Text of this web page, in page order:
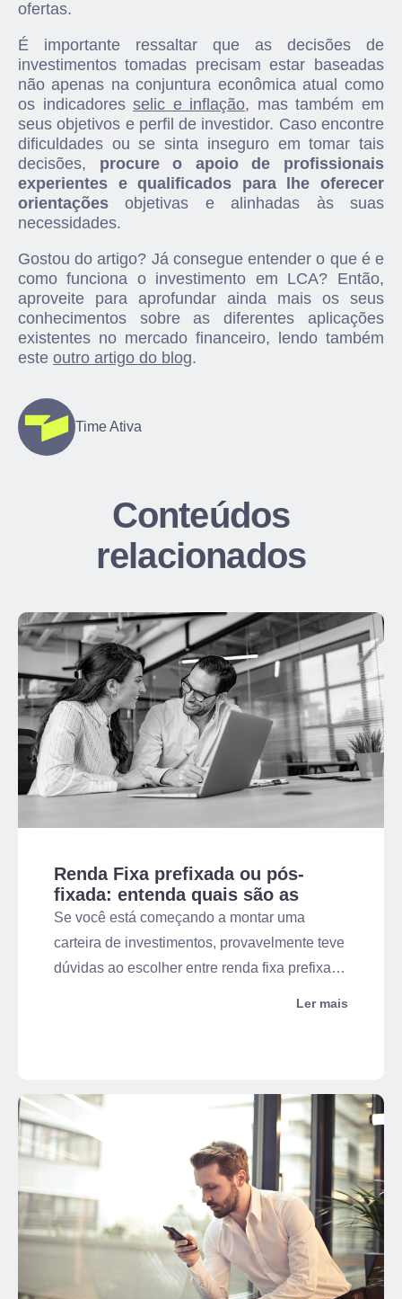
ofertas.
É importante ressaltar que as decisões de
investimentos tomadas precisam estar baseadas
não apenas na conjuntura econômica atual como
os indicadoresselic e inflação, mas também em
seus objetivos e perfil de investidor. Caso encontre
dificuldades ou se sinta inseguro em tomar tais
decisões, procure o apoio de profissionais
experientes e qualificados para lhe oferecer
orientações objetivas e alinhadas às suas
necessidades.
Gostou do artigo? Já consegue entender o que é e
como funciona o investimento em LCA? Então,
aproveite para aprofundar ainda mais os seus
conhecimentos sobre as diferentes aplicações
existentes no mercado financeiro, lendo também
este outro artigo do blog.
Time Ativa
Conteúdos
relacionados
Renda Fixa prefixada ou pós-
fixada: entenda quais são as
diferenças!
Se você está começando a montar uma
carteira de investimentos, provavelmente teve
dúvidas ao escolher entre renda fixa prefixada
desvantagens para o investidor. Por isso, não
existe uma escolha ideal, e sim aquela que se
encaixa melhor no seu contexto.
Ler mais